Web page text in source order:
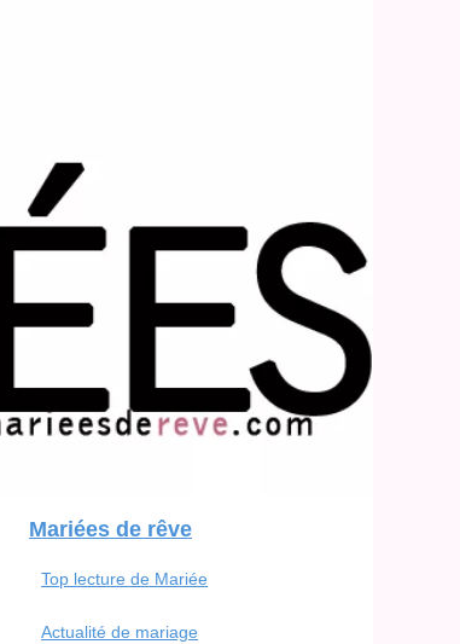
Mariées de rêve
Top lecture de Mariée
Actualité de mariage